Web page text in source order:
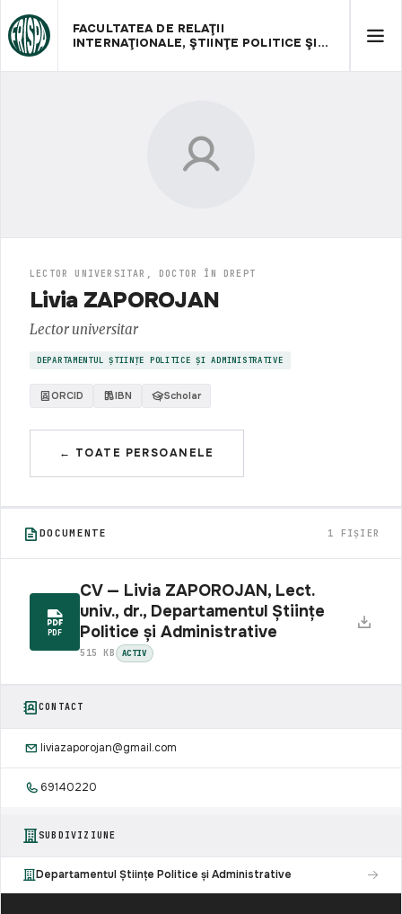
FACULTATEA DE RELAŢII
INTERNAŢIONALE, ŞTIINŢE POLITICE ŞI
LECTOR UNIVERSITAR, DOCTOR ÎN DREPT
Livia ZAPOROJAN
Lector universitar
DEPARTAMENTUL ȘTIINȚE POLITICE ȘI ADMINISTRATIVE
ORCID IBN Scholar
← TOATE PERSOANELE
CONTACT
liviazaporojan@gmail.com
69140220
SUBDIVIZIUNE
Departamentul Științe Politice și Administrative
DOCUMENTE 1 FIȘIER
PDF
CV — Livia ZAPOROJAN, Lect.
univ., dr., Departamentul Științe
Politice și Administrative
515 KB ACTIV